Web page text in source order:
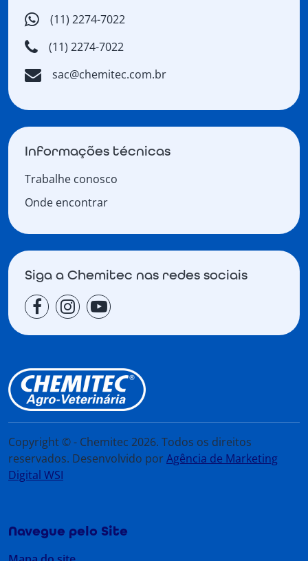
(11) 2274-7022
(11) 2274-7022
sac@chemitec.com.br
Informações técnicas
Trabalhe conosco
Onde encontrar
Siga a Chemitec nas redes sociais
Copyright © - Chemitec 2026. Todos os direitos
reservados. Desenvolvido porAgência de Marketing
Digital WSI
Navegue pelo Site